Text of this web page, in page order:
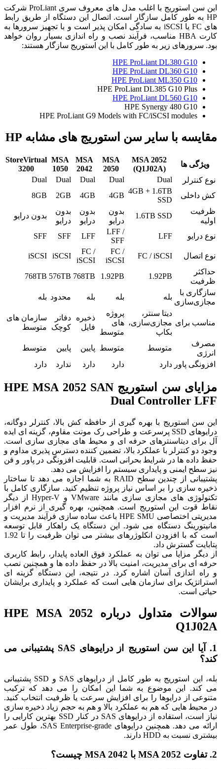
این سن استوریج با اغلب مدل‌ های معروف سری ProLiant شرکت
HP به طور کامل سازگار است. اتصال این دستگاه از طریق رابط‌
های FC یا iSCSI به سادگی امکان‌ پذیر است و با تجهیز سرورها به
کارت HBA مناسب، فرآیند نصب و راه اندازی بسیار روان خواهد
بود. سرورهای زیر به طور کامل با این استوریج سازگار هستند:
HPE ProLiant DL380 G10
HPE ProLiant DL360 G10
HPE ProLiant ML350 G10
HPE ProLiant DL385 G10 Plus
HPE ProLiant DL560 G10
HPE Synergy 480 G10
HPE ProLiant G9 Models with FC/iSCSI modules
مقایسه با سایر سن استوریج‌ های مشابه HP
ویژگی‌ ها
MSA 2052
(Q1J02A)
MSA
2050
MSA
2042
MSA
1050
StoreVirtual
3200
نوع کنترلر
Dual
Dual
Dual
Dual
Dual
کش داخلی
4GB + 1.6TB
SSD
4GB
4GB
2GB
8GB
ظرفیت
اولیه
1.6TB SSD
بدون
درایو
بدون
درایو
بدون
درایو
بدون درایو
نوع درایو LFF
LFF /
SFF
LFF
SFF
SFF
نوع اتصال FC / iSCSI
FC /
iSCSI
FC /
iSCSI
iSCSI
iSCSI
حداکثر
ظرفیت
1.92PB
1.92PB
768TB
576TB
768TB
سازگاری با
مجازی‌سازی
بله بله بله محدود بله
مناسب برای
دیتا سنتر،
مجازی‌سازی،
بکاپ
پروژه‌
های
متوسط
ذخیره
فایل
دفاتر
کوچک
سازمان‌ های
متوسط
مصرف
انرژی
متوسط متوسط پایین پایین
متوسط
افزونگی پاور دارد دارد دارد ندارد دارد
مزایای سن استوریج HPE MSA 2052 SAN
Dual Controller LFF
این سن استوریج با بهره گیری از حافظه کش بالا، کنترلر دوگانه،
درایوهای SSD پرسرعت و طراحی رک مونت مقاوم، گزینه‌ ای ایده
آل برای دیتاسنترهای حرفه ای و محیط‌ های مجازی سازی است.
وجود دو کنترلر با عملکرد بالا، تضمین کننده دسترس پذیری مداوم و
حفظ داده‌ ها در شرایط بحرانی است. قابلیت افزونگی در پاور و فن
نیز سطح ایمنی و پایداری سیستم را افزایش می‌ دهد.
پشتیبانی از چندین سطح RAID به شما اجازه می‌ دهد تا ساختار
ذخیره سازی را بر اساس نیاز پروژه تنظیم کنید. سازگاری کامل با
تکنولوژی‌ های مجازی سازی مانند VMware و Hyper-V از دیگر
نقاط قوت این استوریج است. همچنین، بهره گیری از نرم افزار
مدیریتی اختصاصی HPE SMU باعث ساده سازی فرآیند مدیریت و
مانیتورینگ دستگاه می‌ شود. این دستگاه یک راهکار قابل توسعه
است که با افزودن انکلوژرهای بیشتر می‌ توان ظرفیت را تا 1.92
پتابایت گسترش داد.
از دیگر مزایا می‌ توان به عملکرد فوق العاده پایدار، رابط کاربری
حرفه ای برای مدیریت، امنیت بالا در حفظ داده‌ ها و همچنین نصب
و راه اندازی آسان اشاره کرد. در نتیجه، این دستگاه گزینه‌ ای
استراتژیک برای سازمان‌ هایی است که عملکرد و پایداری برایشان
حیاتی است.
سوالات متداول درباره HPE MSA 2052
Q1J02A
1. آیا این سن استوریج از درایوهای SAS پشتیبانی می‌
کند؟
بله، این استوریج به طور کامل از درایوهای SAS و SSD پشتیبانی
می‌ کند. این موضوع به شما این امکان را می‌ دهد که ترکیب
متنوعی از درایوها را برای افزایش سرعت یا ظرفیت انتخاب کنید.
در محیط‌ هایی که هم به عملکرد بالا و هم به حجم زیاد ذخیره سازی
نیاز است، استفاده از درایوهای SAS در کنار SSD بهترین کارایی را
ارائه می‌ دهد. همچنین درایوهای SAS Enterprise-grade، طول عمر
بیشتری نسبت به HDD دارند.
2. تفاوت MSA 2052 با MSA 2042 چیست؟